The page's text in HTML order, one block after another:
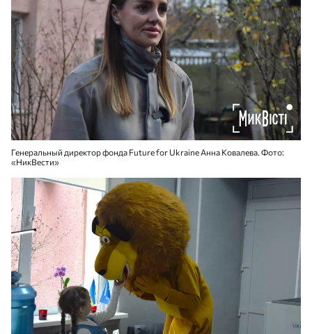
Генеральный директор фонда Future for Ukraine Анна Ковалева. Фото:
«НикВести»